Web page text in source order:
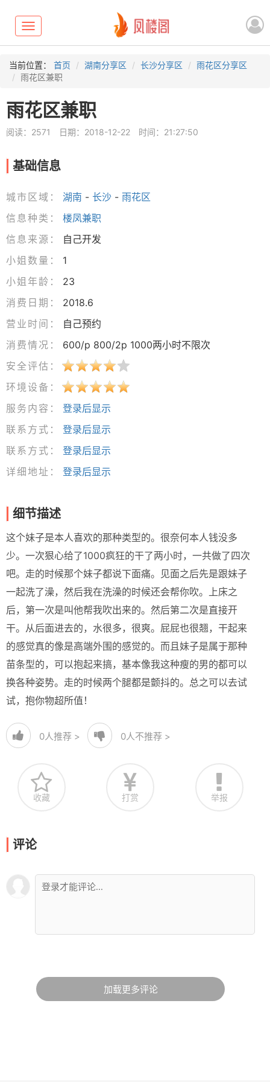
Toggle
navigation
当前位置： 首页 湖南分享区 长沙分享区
雨花区分享区
雨花区兼职
雨花区兼职
阅读：2571 日期：2018-12-22 时间：21:27:50
基础信息
城市区域： 湖南 - 长沙 - 雨花区
信息种类：
楼凤兼职
信息来源：
自己开发
小姐数量：
1
小姐年龄：
23
消费日期：
2018.6
营业时间：
自己预约
消费情况：
600/p 800/2p 1000两小时不限次
安全评估：
环境设备：
服务内容：
登录后显示
联系方式：
登录后显示
联系方式：
登录后显示
详细地址：
登录后显示
细节描述
这个妹子是本人喜欢的那种类型的。很奈何本人钱没多
少。一次狠心给了1000疯狂的干了两小时，一共做了四次
吧。走的时候那个妹子都说下面痛。见面之后先是跟妹子
一起洗了澡，然后我在洗澡的时候还会帮你吹。上床之
后，第一次是叫他帮我吹出来的。然后第二次是直接开
干。从后面进去的，水很多，很爽。屁屁也很翘，干起来
的感觉真的像是高端外围的感觉的。而且妹子是属于那种
苗条型的，可以抱起来搞，基本像我这种瘦的男的都可以
换各种姿势。走的时候两个腿都是颤抖的。总之可以去试
试，抱你物超所值！
0人推荐 > 0人不推荐 >
收藏 打赏 举报
评论
加载更多评论